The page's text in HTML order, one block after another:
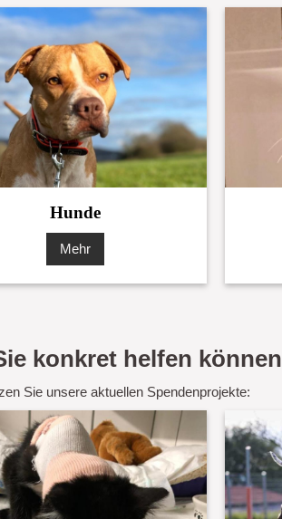
Hunde
Mehr
konkret helfen können
Sie unsere aktuellen Spendenprojekte: